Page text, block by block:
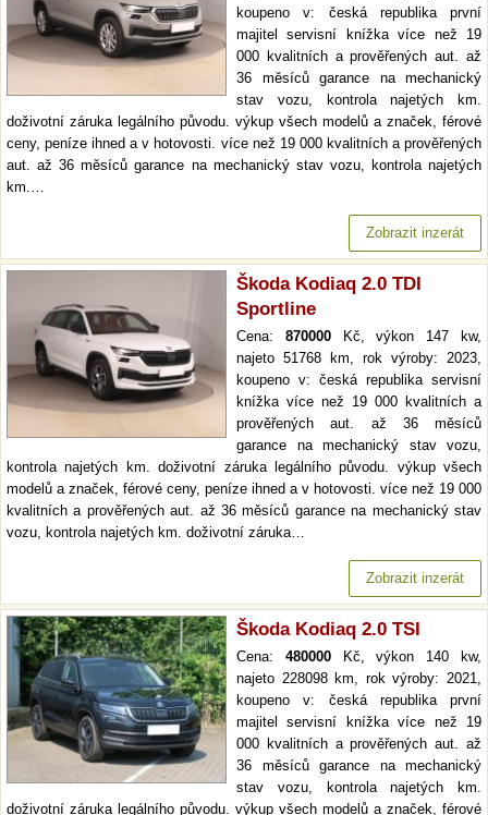
koupeno v: česká republika první
majitel servisní knížka více než 19
000 kvalitních a prověřených aut. až
36 měsíců garance na mechanický
stav vozu, kontrola najetých km.
doživotní záruka legálního původu. výkup všech modelů a značek, férové
ceny, peníze ihned a v hotovosti. více než 19 000 kvalitních a prověřených
aut. až 36 měsíců garance na mechanický stav vozu, kontrola najetých
km.…
Zobrazit inzerát
Škoda Kodiaq 2.0 TDI
Sportline
Cena: 870000Kč, výkon 147 kw,
najeto 51768 km, rok výroby: 2023,
koupeno v: česká republika servisní
knížka více než 19 000 kvalitních a
prověřených aut. až 36 měsíců
garance na mechanický stav vozu,
kontrola najetých km. doživotní záruka legálního původu. výkup všech
modelů a značek, férové ceny, peníze ihned a v hotovosti. více než 19 000
kvalitních a prověřených aut. až 36 měsíců garance na mechanický stav
vozu, kontrola najetých km. doživotní záruka…
Zobrazit inzerát
Škoda Kodiaq 2.0 TSI
Cena: 480000Kč, výkon 140 kw,
najeto 228098 km, rok výroby: 2021,
koupeno v: česká republika první
majitel servisní knížka více než 19
000 kvalitních a prověřených aut. až
36 měsíců garance na mechanický
stav vozu, kontrola najetých km.
doživotní záruka legálního původu. výkup všech modelů a značek, férové